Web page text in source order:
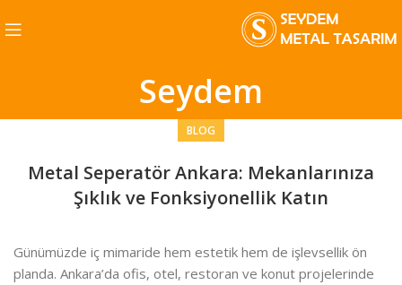
Seydem
BLOG
Metal Seperatör Ankara: Mekanlarınıza
Şıklık ve Fonksiyonellik Katın
Günümüzde iç mimaride hem estetik hem de işlevsellik ön
planda. Ankara’da ofis, otel, restoran ve konut projelerinde